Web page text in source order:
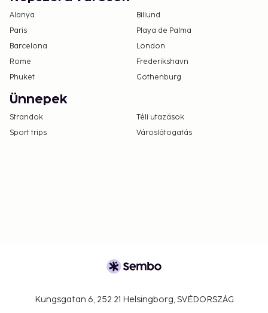
Only registered guests are allowed in the
guestrooms.
Alanya
Billund
Paris
Playa de Palma
Barcelona
London
Rome
Frederikshavn
Phuket
Gothenburg
Ünnepek
Strandok
Téli utazások
Sport trips
Városlátogatás
Kungsgatan 6, 252 21 Helsingborg, SVÉDORSZÁG